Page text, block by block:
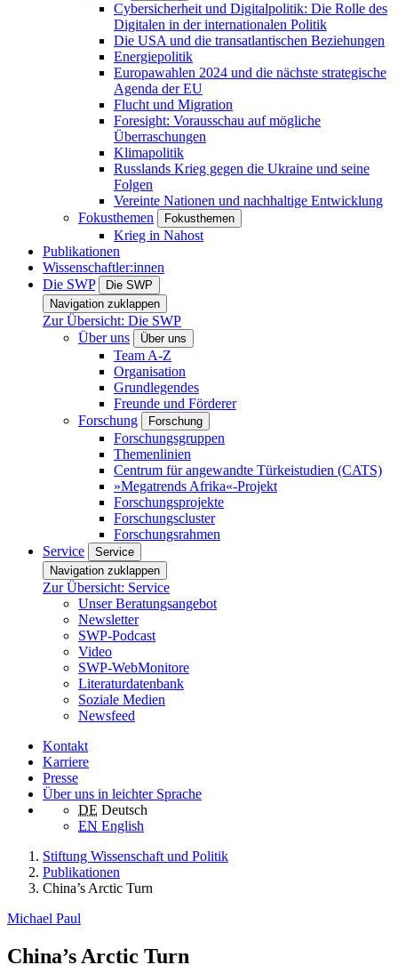
Cybersicherheit und Digitalpolitik: Die Rolle des
Digitalen in der internationalen Politik
Die USA und die transatlantischen Beziehungen
Energiepolitik
Europawahlen 2024 und die nächste strategische
Agenda der EU
Flucht und Migration
Foresight: Vorausschau auf mögliche
Überraschungen
Klimapolitik
Russlands Krieg gegen die Ukraine und seine
Folgen
Vereinte Nationen und nachhaltige Entwicklung
Fokusthemen
Fokusthemen
Krieg in Nahost
Publikationen
Wissenschaftler:innen
Die SWP
Die SWP
Navigation zuklappen
Zur Übersicht: Die SWP
Über uns
Über uns
Team A-Z
Organisation
Grundlegendes
Freunde und Förderer
Forschung
Forschung
Forschungsgruppen
Themenlinien
Centrum für angewandte Türkeistudien (CATS)
»Megatrends Afrika«-Projekt
Forschungsprojekte
Forschungscluster
Forschungsrahmen
Service
Service
Navigation zuklappen
Zur Übersicht: Service
Unser Beratungsangebot
Newsletter
SWP-Podcast
Video
SWP-WebMonitore
Literaturdatenbank
Soziale Medien
Newsfeed
Kontakt
Karriere
Presse
Über uns in leichter Sprache
DE Deutsch
EN English
Stiftung Wissenschaft und Politik
Publikationen
China’s Arctic Turn
Michael Paul
China’s Arctic Turn